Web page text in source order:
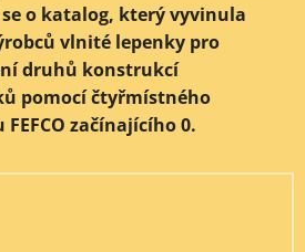
se o katalog, který vyvinula
vlnité lepenky pro
druhů konstrukcí
pomocí čtyřmístného
začínajícího 0.